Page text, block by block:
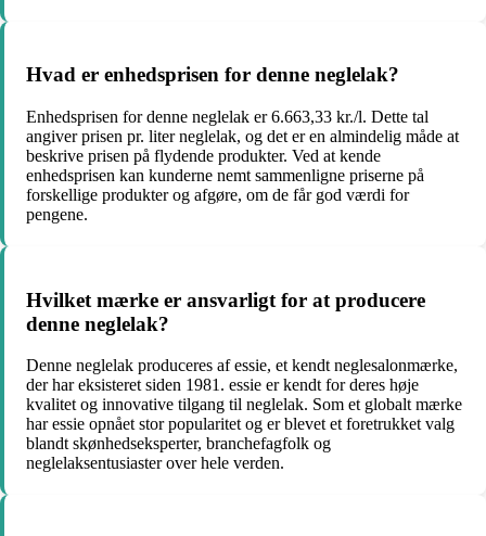
Hvad er enhedsprisen for denne neglelak?
Enhedsprisen for denne neglelak er 6.663,33 kr./l. Dette tal
angiver prisen pr. liter neglelak, og det er en almindelig måde at
beskrive prisen på flydende produkter. Ved at kende
enhedsprisen kan kunderne nemt sammenligne priserne på
forskellige produkter og afgøre, om de får god værdi for
pengene.
Hvilket mærke er ansvarligt for at producere
denne neglelak?
Denne neglelak produceres af essie, et kendt neglesalonmærke,
der har eksisteret siden 1981. essie er kendt for deres høje
kvalitet og innovative tilgang til neglelak. Som et globalt mærke
har essie opnået stor popularitet og er blevet et foretrukket valg
blandt skønhedseksperter, branchefagfolk og
neglelaksentusiaster over hele verden.